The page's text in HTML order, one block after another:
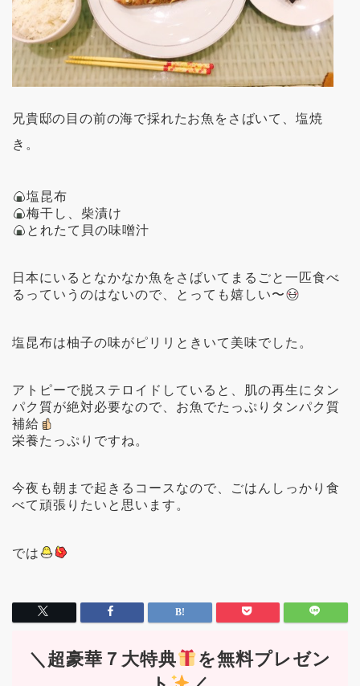
兄貴邸の目の前の海で採れたお魚をさばいて、塩焼
き。
塩昆布
梅干し、柴漬け
とれたて貝の味噌汁
日本にいるとなかなか魚をさばいてまるごと一匹食べ
るっていうのはないので、とっても嬉しい〜
塩昆布は柚子の味がピリリときいて美味でした。
アトピーで脱ステロイドしていると、肌の再生にタン
パク質が絶対必要なので、お魚でたっぷりタンパク質
補給
栄養たっぷりですね。
今夜も朝まで起きるコースなので、ごはんしっかり食
べて頑張りたいと思います。
では
＼超豪華７大特典
を無料プレゼン